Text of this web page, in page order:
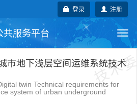
注册
登录
共服务平台
行业标准 地方标准
企业标准 国际标准
项目 技
市地下浅层空间运维系统技术
twin Technical requirements for
system of urban underground